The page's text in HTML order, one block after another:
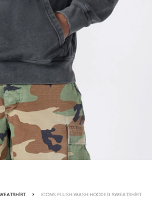
ICONS PLUSH WASH HOODED SWEATSHIRT